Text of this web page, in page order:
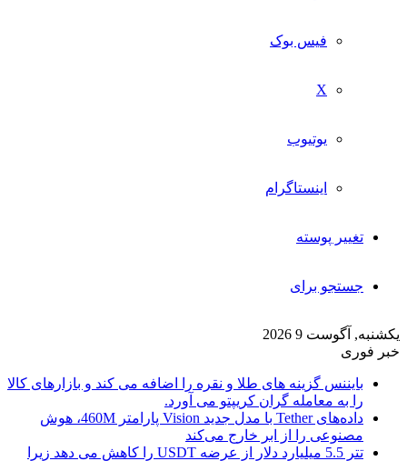
فیس بوک
X
یوتیوب
اینستاگرام
تغییر پوسته
جستجو برای
یکشنبه, آگوست 9 2026
خبر فوری
بایننس گزینه های طلا و نقره را اضافه می کند و بازارهای کالا
را به معامله گران کریپتو می آورد.
داده‌های Tether با مدل جدید Vision پارامتر 460M، هوش
مصنوعی را از ابر خارج می‌کند
تتر 5.5 میلیارد دلار از عرضه USDT را کاهش می دهد زیرا